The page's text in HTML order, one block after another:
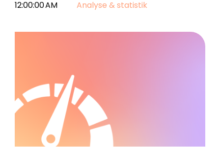
Enreach Campaigns
SuperOffice
Monday
Zoho CRM
API-dokumentation
12:00:00 AM
Analyse & statistik